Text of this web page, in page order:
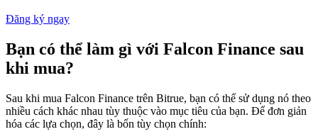
Đăng ký ngay
Bạn có thể làm gì với Falcon Finance sau
khi mua?
Sau khi mua Falcon Finance trên Bitrue, bạn có thể sử dụng nó theo
nhiều cách khác nhau tùy thuộc vào mục tiêu của bạn. Để đơn giản
hóa các lựa chọn, đây là bốn tùy chọn chính: